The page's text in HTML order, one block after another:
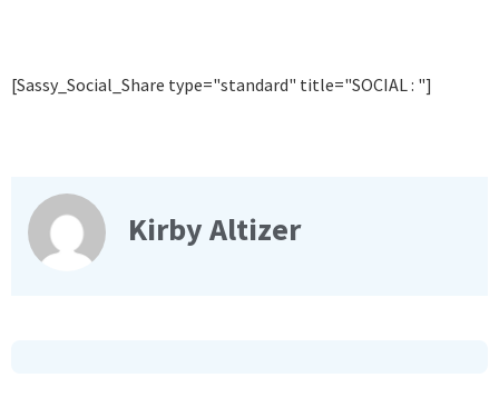
[Sassy_Social_Share type="standard" title="SOCIAL : "]
Kirby Altizer